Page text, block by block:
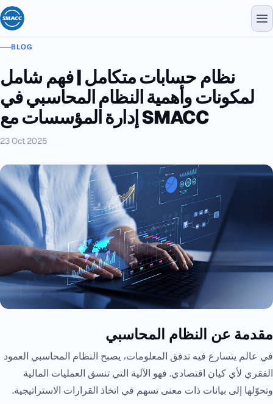
BLOG
نظام حسابات متكامل | فهم شامل
لمكونات وأهمية النظام المحاسبي في
إدارة المؤسسات مع SMACC
23 Oct 2025
مقدمة عن النظام المحاسبي
في عالم يتسارع فيه تدفق المعلومات، يصبح النظام المحاسبي العمود
الفقري لأي كيان اقتصادي. فهو الآلية التي تنسق العمليات المالية
وتحوّلها إلى بيانات ذات معنى تسهم في اتخاذ القرارات الاستراتيجية.